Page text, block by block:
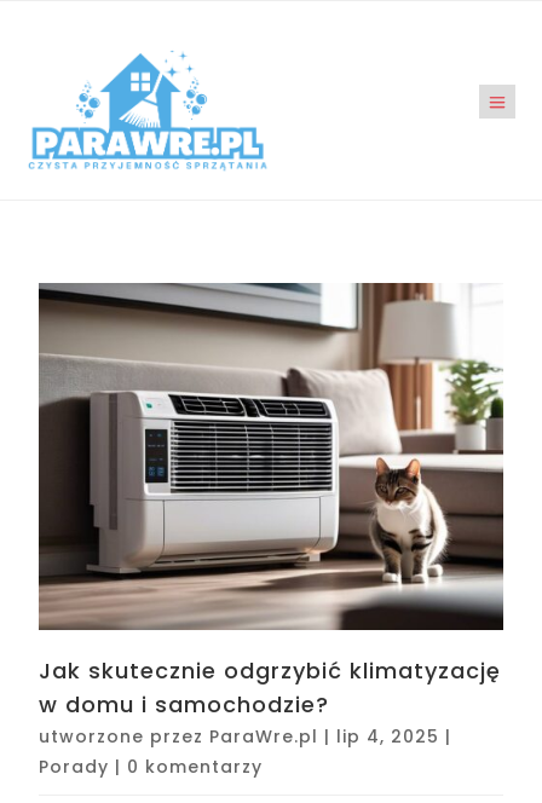
Jak skutecznie odgrzybić klimatyzację
w domu i samochodzie?
utworzone przez ParaWre.pl | lip 4, 2025 |
Porady | 0 komentarzy